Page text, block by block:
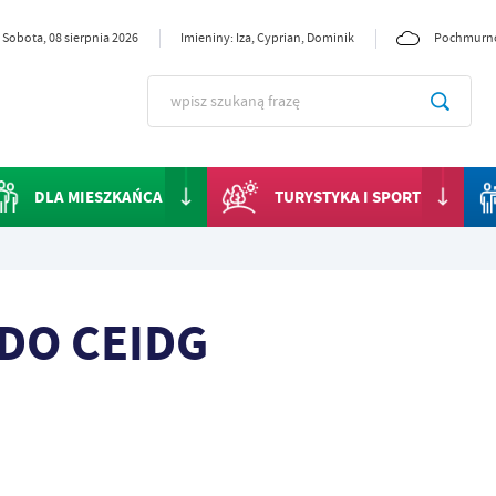
Sobota, 08 sierpnia 2026 Imieniny: Iza, Cyprian, Dominik
DLA MIESZKAŃCA TURYSTYKA I SPORT
CEIDG